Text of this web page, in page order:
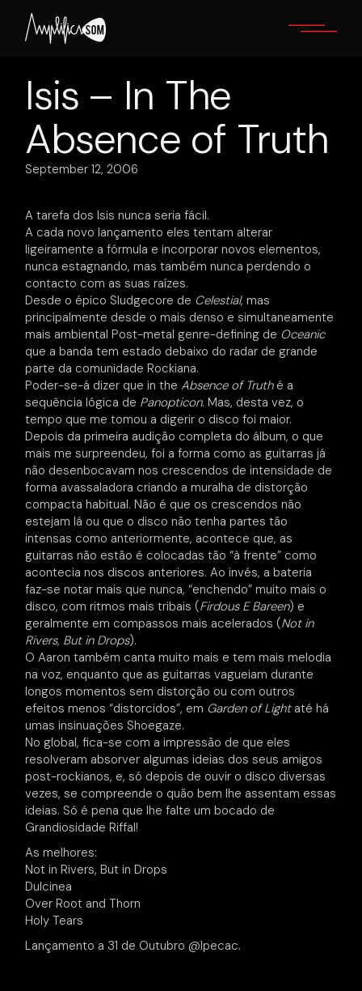
content
Isis – In The
Absence of Truth
September 12, 2006
A tarefa dos Isis nunca seria fácil.
A cada novo lançamento eles tentam alterar
ligeiramente a fórmula e incorporar novos elementos,
nunca estagnando, mas também nunca perdendo o
contacto com as suas raízes.
Desde o épico Sludgecore de Celestial, mas
principalmente desde o mais denso e simultaneamente
mais ambiental Post-metal genre-defining de Oceanic
que a banda tem estado debaixo do radar de grande
parte da comunidade Rockiana.
Poder-se-á dizer que in theAbsence of Truthé a
sequência lógica de Panopticon. Mas, desta vez, o
tempo que me tomou a digerir o disco foi maior.
Depois da primeira audição completa do álbum, o que
mais me surpreendeu, foi a forma como as guitarras já
não desenbocavam nos crescendos de intensidade de
forma avassaladora criando a muralha de distorção
compacta habitual. Não é que os crescendos não
estejam lá ou que o disco não tenha partes tão
intensas como anteriormente, acontece que, as
guitarras não estão é colocadas tão “à frente” como
acontecia nos discos anteriores. Ao invés, a bateria
faz-se notar mais que nunca, “enchendo” muito mais o
disco, com ritmos mais tribais (Firdous E Bareen) e
geralmente em compassos mais acelerados (Not in
Rivers, But in Drops).
O Aaron também canta muito mais e tem mais melodia
na voz, enquanto que as guitarras vagueiam durante
longos momentos sem distorção ou com outros
efeitos menos “distorcidos”, em Garden of Lightaté há
umas insinuações Shoegaze.
No global, fica-se com a impressão de que eles
resolveram absorver algumas ideias dos seus amigos
post-rockianos, e, só depois de ouvir o disco diversas
vezes, se compreende o quão bem lhe assentam essas
ideias. Só é pena que lhe falte um bocado de
Grandiosidade Riffal!
As melhores:
Not in Rivers, But in Drops
Dulcinea
Over Root and Thorn
Holy Tears
Lançamento a 31 de Outubro @Ipecac.